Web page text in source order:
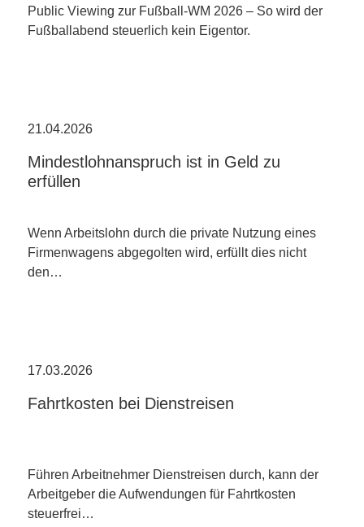
Public Viewing zur Fußball-WM 2026 – So wird der
Fußballabend steuerlich kein Eigentor.
21.04.2026
Mindestlohnanspruch ist in Geld zu
erfüllen
Wenn Arbeitslohn durch die private Nutzung eines
Firmenwagens abgegolten wird, erfüllt dies nicht
den…
17.03.2026
Fahrtkosten bei Dienstreisen
Führen Arbeitnehmer Dienstreisen durch, kann der
Arbeitgeber die Aufwendungen für Fahrtkosten
steuerfrei…